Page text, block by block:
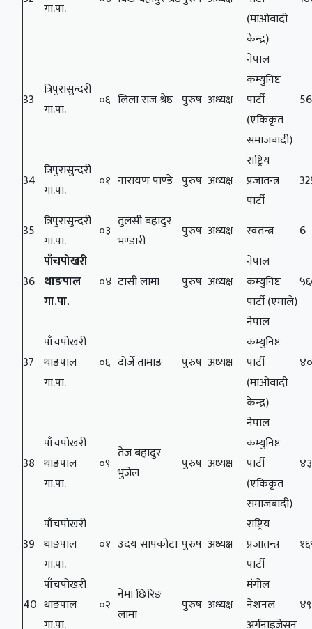
गा.पा.
(माओवादी
केन्द्र)
33
त्रिपुरासुन्दरी
गा.पा.
०६ लिला राज श्रेष्ठ पुरुष अध्यक्ष
नेपाल
कम्युनिष्ट
पार्टी
(एकिकृत
समाजबादी)
56
34
त्रिपुरासुन्दरी
गा.पा.
०१ नारायण पाण्डे पुरुष अध्यक्ष
राष्ट्रिय
प्रजातन्त्र
पार्टी
35
त्रिपुरासुन्दरी
गा.पा.
०३
तुलसी बहादुर
भण्डारी
पुरुष अध्यक्ष स्वतन्त्र 6
36
पाँचपोखरी
थाङपाल
गा.पा.
०४ टासी लामा पुरुष अध्यक्ष
नेपाल
कम्युनिष्ट
पार्टी (एमाले)
37
पाँचपोखरी
थाङपाल
गा.पा.
०६ दोर्जे तामाङ पुरुष अध्यक्ष
नेपाल
कम्युनिष्ट
पार्टी
(माओवादी
केन्द्र)
38
पाँचपोखरी
थाङपाल
गा.पा.
०९
तेज बहादुर
भुजेल
पुरुष अध्यक्ष
नेपाल
कम्युनिष्ट
पार्टी
(एकिकृत
समाजबादी)
४३
39
पाँचपोखरी
थाङपाल
गा.पा.
०१ उदय सापकोटा पुरुष अध्यक्ष
राष्ट्रिय
प्रजातन्त्र
पार्टी
40
पाँचपोखरी
थाङपाल
०२
नेमा छिरिङ
लामा
पुरुष अध्यक्ष
मंगोल
नेशनल
४९